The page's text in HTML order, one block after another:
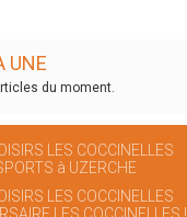
UNE
du moment.
LES COCCINELLES
à UZERCHE
LES COCCINELLES